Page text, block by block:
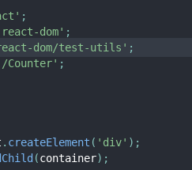
;
dom' ;
dom/test-utils' ;
Counter' ;
. createElement ( 'div' ) ;
(container) ;